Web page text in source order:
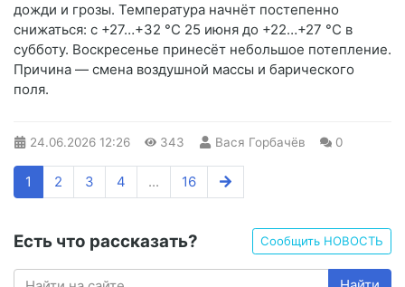
дожди и грозы. Температура начнёт постепенно
снижаться: с +27…+32 °С 25 июня до +22…+27 °С в
субботу. Воскресенье принесёт небольшое потепление.
Причина — смена воздушной массы и барического
поля.
24.06.2026 12:26 343 Вася Горбачёв 0
1 2 3 4 ... 16
Есть что рассказать? Сообщить НОВОСТЬ